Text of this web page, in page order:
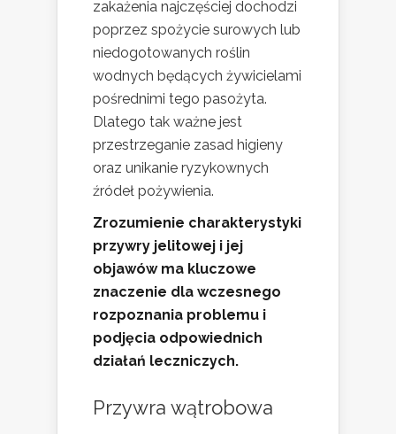
zakażenia najczęściej dochodzi
poprzez spożycie surowych lub
niedogotowanych roślin
wodnych będących żywicielami
pośrednimi tego pasożyta.
Dlatego tak ważne jest
przestrzeganie zasad higieny
oraz unikanie ryzykownych
źródeł pożywienia.
Zrozumienie charakterystyki
przywry jelitowej i jej
objawów ma kluczowe
znaczenie dla wczesnego
rozpoznania problemu i
podjęcia odpowiednich
działań leczniczych.
Przywra wątrobowa